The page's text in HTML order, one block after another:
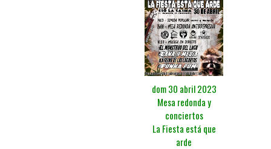
dom 30 abril 2023
Mesa redonda y
conciertos
La Fiesta está que
arde